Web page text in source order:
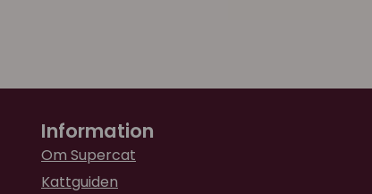
Information
Om Supercat
Kattguiden